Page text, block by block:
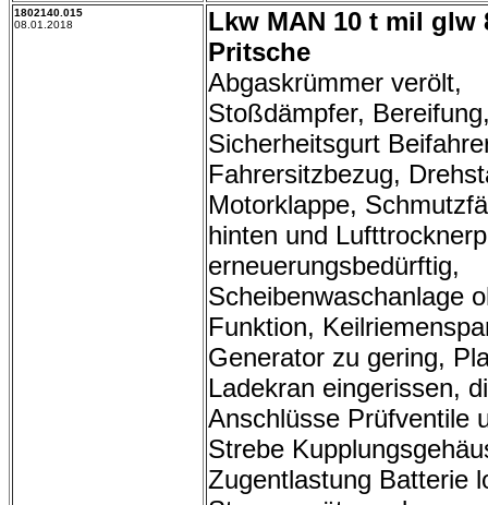
1802140.015
08.01.2018
Lkw MAN 10 t mil glw
Pritsche
Abgaskrümmer verölt,
Stoßdämpfer,
Sicherheitsgurt
Fahrersitzbezug,
Motorklappe,
hinten und
erneuerungsbedürftig,
Scheibenwaschanlage
Funktion,
Generator zu gering,
Ladekran eingerissen,
Anschlüsse Prüfventile
Strebe
Zugentlastung Batterie